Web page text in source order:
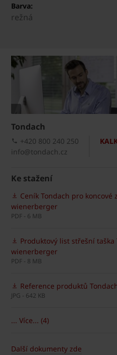
Barva:
režná
Tondach
+420 800 240 250
info@tondach.cz
Ke stažení
Ceník Tondach pro koncové
wienerberger
PDF - 6 MB
Produktový list střešní
wienerberger
PDF - 8 MB
Reference produktů
JPG - 642 KB
... Více... (4)
Další dokumenty zde